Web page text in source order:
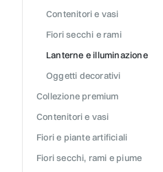
contenitori e vasi
fiori secchi e rami
lanterne e illuminazione
oggetti decorativi
collezione premium
contenitori e vasi
fiori e piante artificiali
fiori secchi, rami e piume